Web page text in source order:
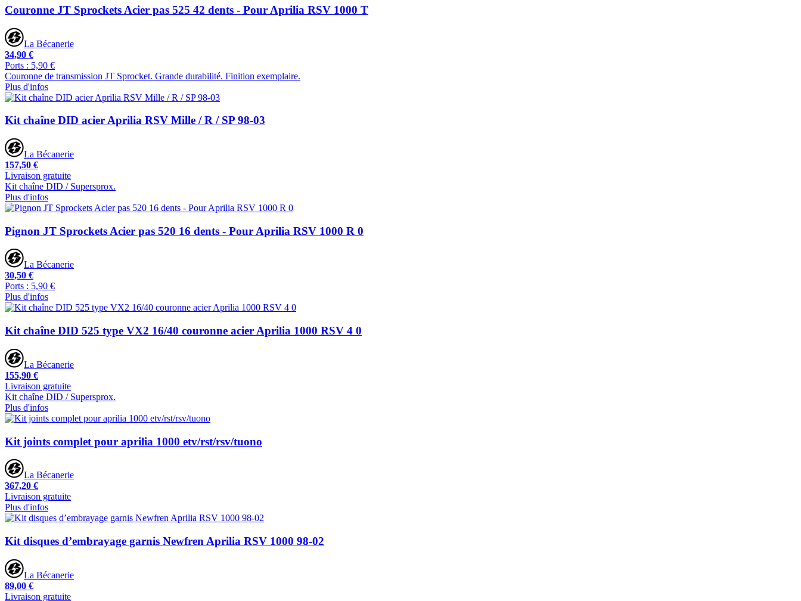
Couronne JT Sprockets Acier pas 525 42 dents - Pour Aprilia RSV 1000 T
La Bécanerie
34,90 €
Ports : 5,90 €
Couronne de transmission JT Sprocket. Grande durabilité. Finition exemplaire.
Plus d'infos
Kit chaîne DID acier Aprilia RSV Mille / R / SP 98-03
La Bécanerie
157,50 €
Livraison gratuite
Kit chaîne DID / Supersprox.
Plus d'infos
Pignon JT Sprockets Acier pas 520 16 dents - Pour Aprilia RSV 1000 R 0
La Bécanerie
30,50 €
Ports : 5,90 €
Plus d'infos
Kit chaîne DID 525 type VX2 16/40 couronne acier Aprilia 1000 RSV 4 0
La Bécanerie
155,90 €
Livraison gratuite
Kit chaîne DID / Supersprox.
Plus d'infos
Kit joints complet pour aprilia 1000 etv/rst/rsv/tuono
La Bécanerie
367,20 €
Livraison gratuite
Plus d'infos
Kit disques d’embrayage garnis Newfren Aprilia RSV 1000 98-02
La Bécanerie
89,00 €
Livraison gratuite